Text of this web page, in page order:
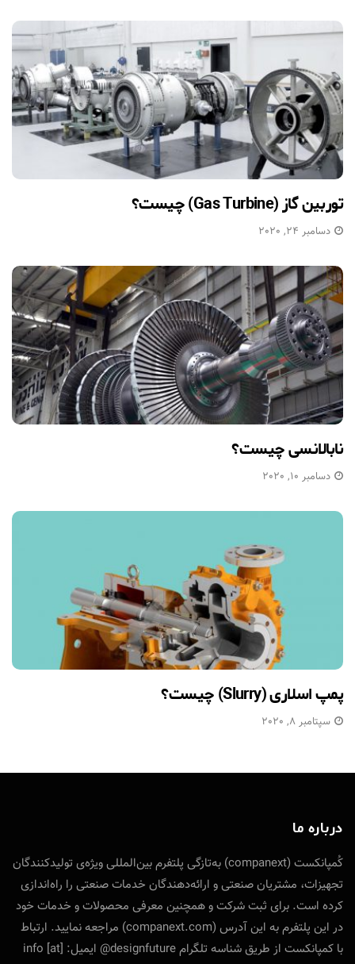
توربین گاز (Gas Turbine) چیست؟
دسامبر 24, 2020
نابالانسی چیست؟
دسامبر 10, 2020
پمپ اسلاری (Slurry) چیست؟
سپتامبر 8, 2020
درباره ما
کُمپانکست (companext) به‌تازگی پلتفرم بین‌المللی ویژه‌ی تولید‌کنندگان
تجهیزات، مشتریان صنعتی و ارائه‌دهندگان خدمات صنعتی را راه‌اندازی
کرده است. برای ثبت شرکت و همچنین معرفی محصولات و خدمات خود
در این پلتفرم به این آدرس (companext.com) مراجعه نمایید. ارتباط
با کمپانکست از طریق شناسه تلگرام designfuture@ ایمیل: info [at]